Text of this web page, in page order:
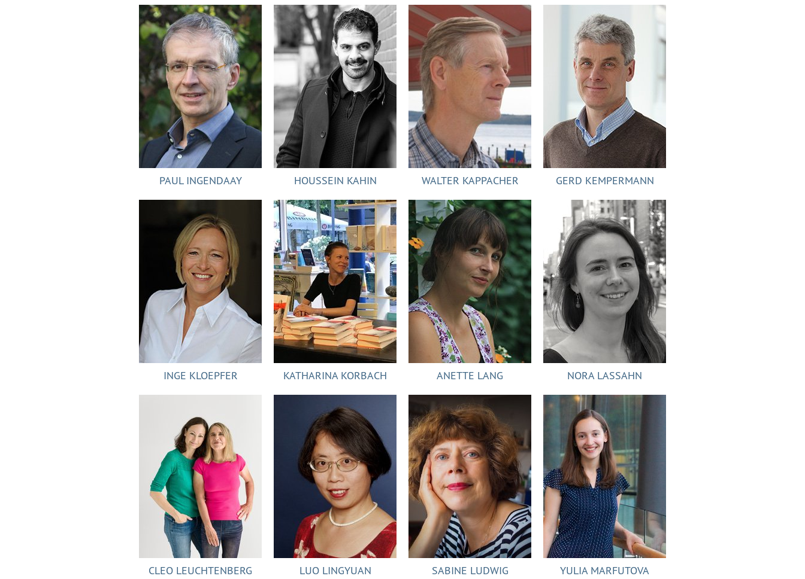
PAUL INGENDAAY HOUSSEIN KAHIN WALTER KAPPACHER GERD KEMPERMANN
INGE KLOEPFER KATHARINA KORBACH ANETTE LANG NORA LASSAHN
CLEO LEUCHTENBERG LUO LINGYUAN SABINE LUDWIG YULIA MARFUTOVA